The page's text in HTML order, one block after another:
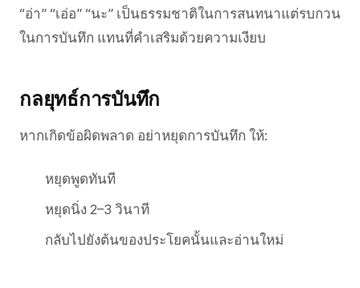
“อ่า” “เอ่อ” “นะ” เป็นธรรมชาติในการสนทนาแต่รบกวน
ในการบันทึก แทนที่คำเสริมด้วยความเงียบ
กลยุทธ์การบันทึก
หากเกิดข้อผิดพลาด อย่าหยุดการบันทึก ให้:
หยุดพูดทันที
หยุดนิ่ง 2–3 วินาที
กลับไปยังต้นของประโยคนั้นและอ่านใหม่